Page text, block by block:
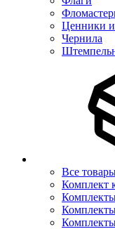
Ценники и
Чернила
Все
Комплект